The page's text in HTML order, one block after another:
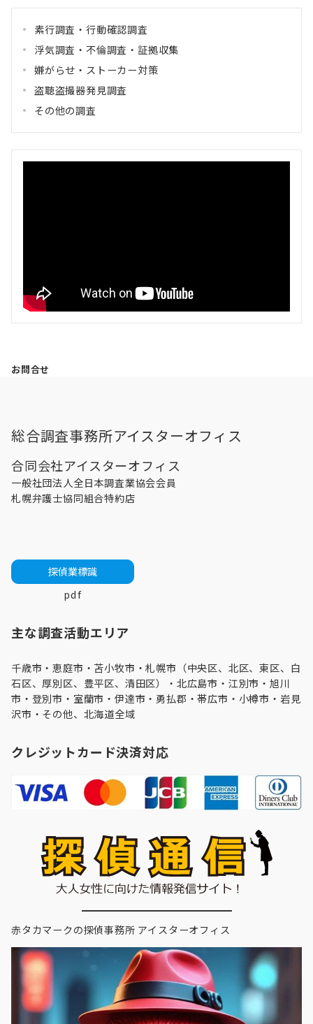
素行調査・行動確認調査
浮気調査・不倫調査・証拠収集
嫌がらせ・ストーカー対策
盗聴盗撮器発見調査
その他の調査
お問合せ
総合調査事務所アイスターオフィス
合同会社アイスターオフィス
一般社団法人全日本調査業協会会員
札幌弁護士協同組合特約店
探偵業標識
pdf
主な調査活動エリア
千歳市・恵庭市 ・ 苫小牧市 ・札幌市（中央区、北区、東区、白
石区、厚別区、豊平区、清田区）
・ 北広島市 ・ 江別市 ・旭川
市 ・登別市・ 室蘭市 ・伊達市・勇払郡・帯広市・ 小樽市 ・ 岩見
沢市 ・その他、北海道全域
クレジットカード決済対応
赤タカマークの探偵事務所 アイスターオフィス